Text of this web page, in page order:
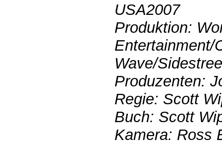
USA2007
Produktion:
Entertainment/
Wave/
Produzenten:
Regie: Scott
Buch: Scott
Kamera: Ross